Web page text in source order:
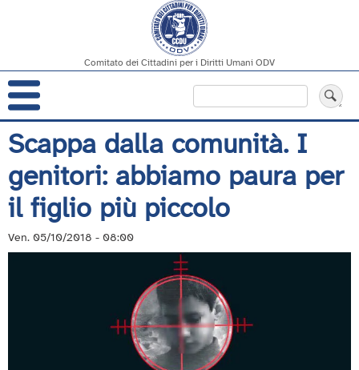
Salta
al
contenuto
principale
Comitato dei Cittadini per i Diritti Umani ODV
Navigazione
principale
Scappa dalla comunità. I
genitori: abbiamo paura per
il figlio più piccolo
Ven. 05/10/2018 - 08:00